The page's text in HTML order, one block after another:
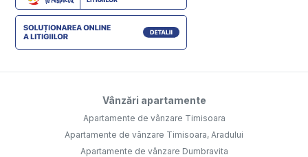
Vânzări apartamente
Apartamente de vânzare Timisoara
Apartamente de vânzare Timisoara, Aradului
Apartamente de vânzare Dumbravita